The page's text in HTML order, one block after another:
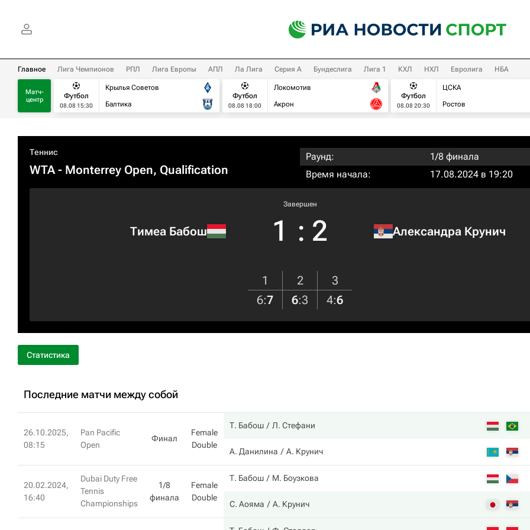
Главное Лига Чемпионов РПЛ Лига Европы АПЛ Ла Лига Серия А Бундеслига Лига 1 КХЛ НХЛ Евролига НБА
Матч-
центр
Футбол
08.08 15:30
Крылья Советов
Балтика
Футбол
08.08 18:00
Локомотив
Акрон
Футбол
08.08 20:30
ЦСКА
Ростов
Теннис
WTA- Monterrey Open, Qualification
Раунд:
1/8 финала
Время начала:
17.08.2024 в 19:20
Тимеа Бабош
Завершен
1 : 2 Александра Крунич
1 2
3
6:7 6:3 4:6
Статистика
Последние матчи между собой
26.10.2025,
08:15
Pan Pacific
Open
Финал
Female
Double
Т. Бабош Л. Стефани
А. Данилина А. Крунич
20.02.2024,
16:40
Dubai Duty Free
Tennis
Championships
1/8
финала
Female
Double
Т. Бабош М. Боузкова
С. Аояма А. Крунич